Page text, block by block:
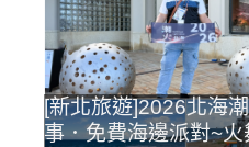
[新北旅遊]2026北海
事．免費海邊派對~